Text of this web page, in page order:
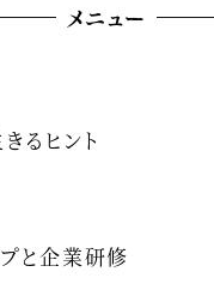
メニュー
るヒント
と企業研修